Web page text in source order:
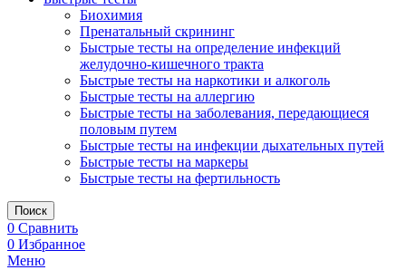
Биохимия
Пренатальный скрининг
Быстрые тесты на определение инфекций
желудочно-кишечного тракта
Быстрые тесты на наркотики и алкоголь
Быстрые тесты на аллергию
Быстрые тесты на заболевания, передающиеся
половым путем
Быстрые тесты на инфекции дыхательных путей
Быстрые тесты на маркеры
Быстрые тесты на фертильность
Поиск
0 Сравнить
0 Избранное
Меню